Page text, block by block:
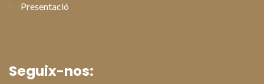
Presentació
Seguix-nos: